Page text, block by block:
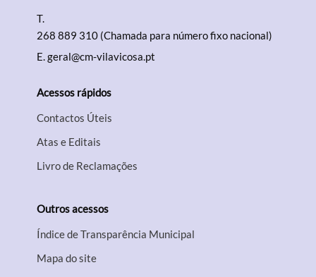
T.
268 889 310 (Chamada para número fixo nacional)
E.geral@cm-vilavicosa.pt
Acessos rápidos
Contactos Úteis
Atas e Editais
Livro de Reclamações
Outros acessos
Índice de Transparência Municipal
Mapa do site